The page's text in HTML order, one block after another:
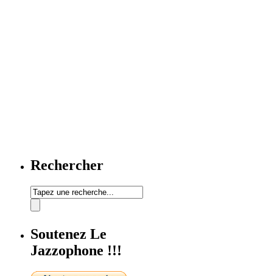
Rechercher
Soutenez Le
Jazzophone !!!